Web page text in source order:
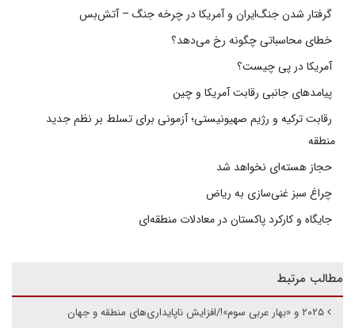
گرفتار شدن جنگ‌ایران و آمریکا در چرخه جنگ – آتش‌بس
خطای محاسباتی چگونه رخ می‌دهد؟
آمریکا در پی چیست؟
پیامدهای جانبی رقابت آمریکا و چین
رقابت ترکیه و رژیم صهیونیستی؛ آزمونی برای تسلط بر نظم جدید
منطقه
حجاز هسته‌ای نخواهد شد
چراغ سبز غنی‌سازی به ریاض
جایگاه و کارکرد پاکستان در معادلات منطقه‌ای
مطالب مرتبط
۲۰۲۵ و «بهار عربی سوم»!/افزایش ناپایداری‌های منطقه و جهان